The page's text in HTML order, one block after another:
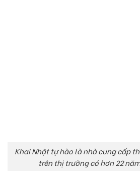
Khai Nhật tự hào là nhà cung cấp
trên thị trường có hơn 22